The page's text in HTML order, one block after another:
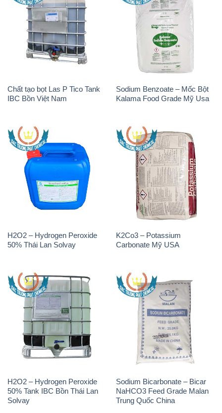
Chất tạo bọt Las P Tico Tank
IBC Bồn Việt Nam
Sodium Benzoate – Mốc Bột
Kalama Food Grade Mỹ Usa
H2O2 – Hydrogen Peroxide
50% Thái Lan Solvay
K2Co3 – Potassium
Carbonate Mỹ USA
H2O2 – Hydrogen Peroxide
50% Tank IBC Bồn Thái Lan
Solvay
Sodium Bicarbonate – Bicar
NaHCO3 Feed Grade Malan
Trung Quốc China